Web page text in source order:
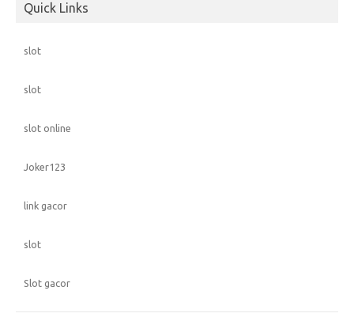
Quick Links
slot
slot
slot online
Joker123
link gacor
slot
Slot gacor